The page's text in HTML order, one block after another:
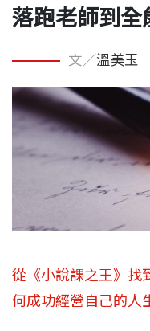
落跑老師到全
文／溫美玉
從《小說課之王》找
何成功經營自己的人